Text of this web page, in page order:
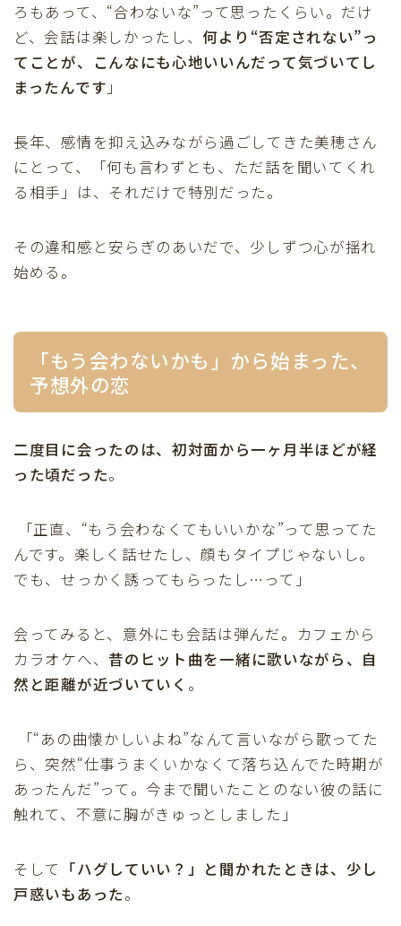
ろもあって、“合わないな”って思ったくらい。だけ
ど、会話は楽しかったし、 何より“否定されない”っ
てことが、こんなにも心地いいんだって気づいてし
まったんです 」
長年、感情を抑え込みながら過ごしてきた美穂さん
にとって、「何も言わずとも、ただ話を聞いてくれ
る相手」は、それだけで特別だった。
その違和感と安らぎのあいだで、少しずつ心が揺れ
始める。
「もう会わないかも」から始まった、
予想外の恋
二度目に会ったのは、初対面から一ヶ月半ほどが経
った頃だった。
「正直、“もう会わなくてもいいかな”って思ってた
んです。楽しく話せたし、顔もタイプじゃないし。
でも、せっかく誘ってもらったし…って」
会ってみると、意外にも会話は弾んだ。カフェから
カラオケへ、 昔のヒット曲を一緒に歌いながら、自
然と距離が近づいていく 。
「“あの曲懐かしいよね”なんて言いながら歌ってた
ら、突然“仕事うまくいかなくて落ち込んでた時期が
あったんだ”って。今まで聞いたことのない彼の話に
触れて、不意に胸がきゅっとしました」
そして 「ハグしていい？」と聞かれたときは、少し
戸惑いもあった。